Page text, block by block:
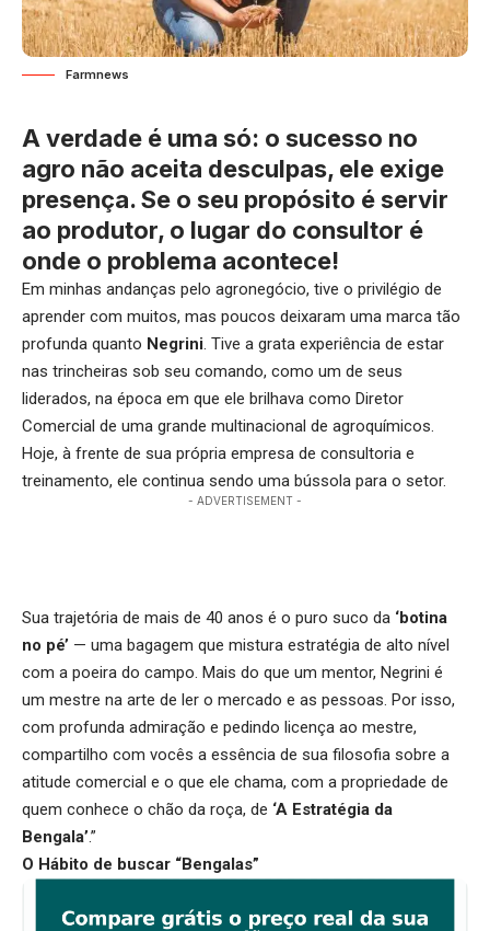
Farmnews
A verdade é uma só: o sucesso no
agro não aceita desculpas, ele exige
presença. Se o seu propósito é servir
ao produtor, o lugar do consultor é
onde o problema acontece!
Em minhas andanças pelo agronegócio, tive o privilégio de
aprender com muitos, mas poucos deixaram uma marca tão
profunda quanto Negrini. Tive a grata experiência de estar
nas trincheiras sob seu comando, como um de seus
liderados, na época em que ele brilhava como Diretor
Comercial de uma grande multinacional de agroquímicos.
Hoje, à frente de sua própria empresa de consultoria e
treinamento, ele continua sendo uma bússola para o setor.
- ADVERTISEMENT -
Sua trajetória de mais de 40 anos é o puro suco da ‘botina
no pé’ — uma bagagem que mistura estratégia de alto nível
com a poeira do campo. Mais do que um mentor, Negrini é
um mestre na arte de ler o mercado e as pessoas. Por isso,
com profunda admiração e pedindo licença ao mestre,
compartilho com vocês a essência de sua filosofia sobre a
atitude comercial e o que ele chama, com a propriedade de
quem conhece o chão da roça, de ‘A Estratégia da
Bengala’.”
O Hábito de buscar “Bengalas”